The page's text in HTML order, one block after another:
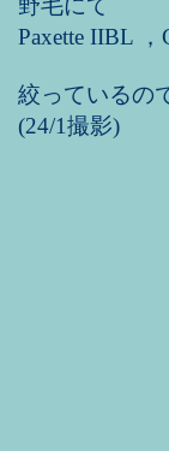
野毛にて
Paxette IIBL
絞っているの
(24/1撮影)